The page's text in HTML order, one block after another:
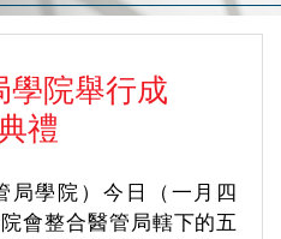
學院舉行成
禮
局學院）今日（一月四
會整合醫管局轄下的五